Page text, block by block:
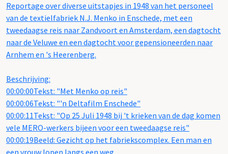
Reportage over diverse uitstapjes in 1948 van het personeel
van de textielfabriek N.J. Menko in Enschede, met een
tweedaagse reis naar Zandvoort en Amsterdam, een dagtocht
naar de Veluwe en een dagtocht voor gepensioneerden naar
Arnhem en 's Heerenberg.
Beschrijving:
00:00:00Tekst: "Met Menko op reis"
00:00:06Tekst: "'n Deltafilm Enschede"
00:00:11Tekst: "Op 25 Juli 1948 bij 't krieken van de dag komen
vele MERO-werkers bijeen voor een tweedaagse reis"
00:00:19Beeld: Gezicht op het fabriekscomplex. Een man en